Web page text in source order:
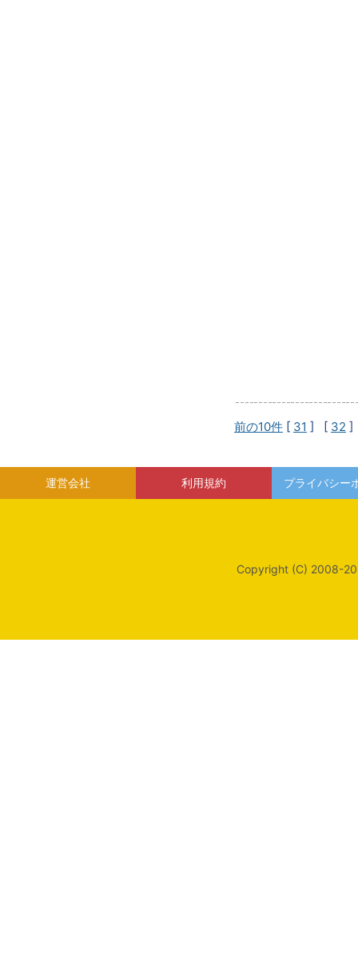
前の10件 [ 31 ] [ 32
運営会社 利用規約 プライバシー
Copyright (C) 2008-